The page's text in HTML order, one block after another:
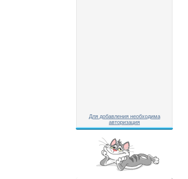
Для добавления необходима
авторизация